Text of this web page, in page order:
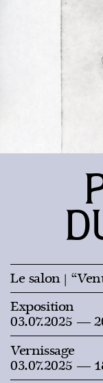
Le salon |
Exposition
03.07.2025 —
Vernissage
03.07.2025 —